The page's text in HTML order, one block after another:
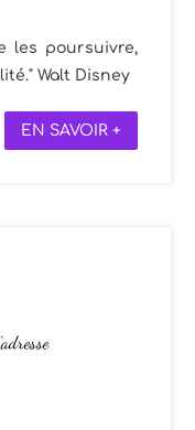
les poursuivre,
Walt Disney
EN SAVOIR +